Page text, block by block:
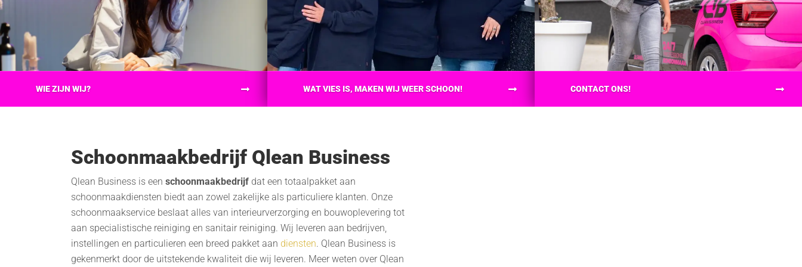
WIE ZIJN WIJ? WAT VIES IS, MAKEN WIJ WEER SCHOON! CONTACT ONS!
Schoonmaakbedrijf Qlean Business
Qlean Business is een schoonmaakbedrijfdat een totaalpakket aan
schoonmaakdiensten biedt aan zowel zakelijke als particuliere klanten. Onze
schoonmaakservice beslaat alles van interieurverzorging en bouwoplevering tot
aan specialistische reiniging en sanitair reiniging. Wij leveren aan bedrijven,
instellingen en particulieren een breed pakket aan diensten. Qlean Business is
gekenmerkt door de uitstekende kwaliteit die wij leveren. Meer weten over Qlean